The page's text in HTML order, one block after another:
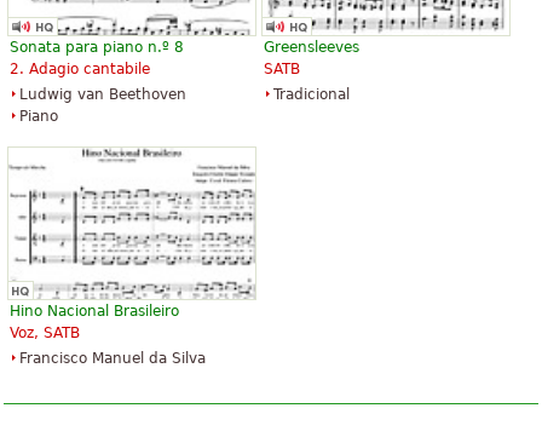
Sonata para piano n.º 8
2. Adagio cantabile
Ludwig van Beethoven
Piano
Greensleeves
SATB
Tradicional
Hino Nacional Brasileiro
Voz, SATB
Francisco Manuel da Silva